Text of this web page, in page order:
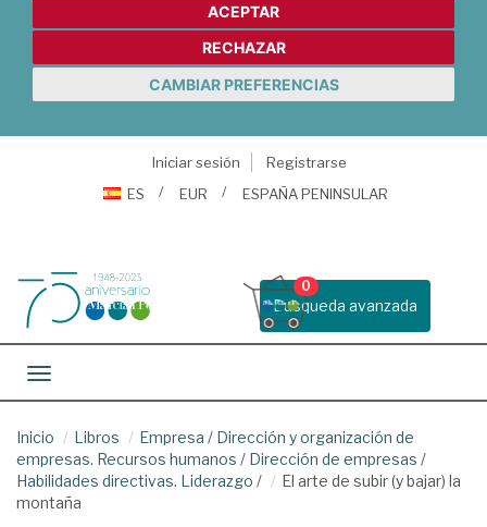
ACEPTAR
RECHAZAR
CAMBIAR PREFERENCIAS
Iniciar sesión
Registrarse
ES
EUR ESPAÑA PENINSULAR
Busqueda avanzada
0
Toggle navigation
Inicio Libros Empresa / Dirección y organización de
empresas. Recursos humanos / Dirección de empresas /
Habilidades directivas. Liderazgo /
El arte de subir (y bajar) la
montaña